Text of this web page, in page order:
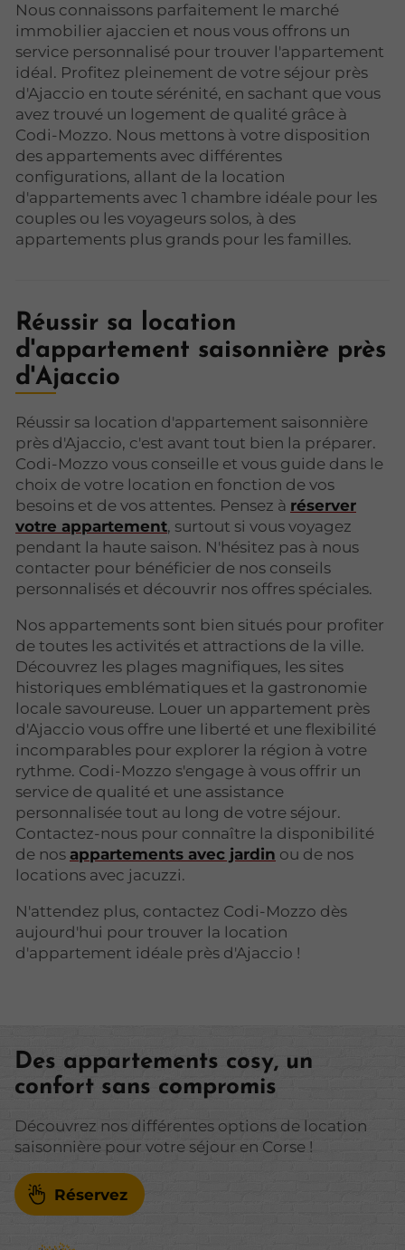
Nous connaissons parfaitement le marché
immobilier ajaccien et nous vous offrons un
service personnalisé pour trouver l'appartement
idéal. Profitez pleinement de votre séjour près
d'Ajaccio en toute sérénité, en sachant que vous
avez trouvé un logement de qualité grâce à
Codi-Mozzo. Nous mettons à votre disposition
des appartements avec différentes
configurations, allant de la location
d'appartements avec 1 chambre idéale pour les
couples ou les voyageurs solos, à des
appartements plus grands pour les familles.
Réussir sa location
d'appartement saisonnière près
d'Ajaccio
Réussir sa location d'appartement saisonnière
près d'Ajaccio, c'est avant tout bien la préparer.
Codi-Mozzo vous conseille et vous guide dans le
choix de votre location en fonction de vos
besoins et de vos attentes. Pensez à réserver
votre appartement, surtout si vous voyagez
pendant la haute saison. N'hésitez pas à nous
contacter pour bénéficier de nos conseils
personnalisés et découvrir nos offres spéciales.
Nos appartements sont bien situés pour profiter
de toutes les activités et attractions de la ville.
Découvrez les plages magnifiques, les sites
historiques emblématiques et la gastronomie
locale savoureuse. Louer un appartement près
d'Ajaccio vous offre une liberté et une flexibilité
incomparables pour explorer la région à votre
rythme. Codi-Mozzo s'engage à vous offrir un
service de qualité et une assistance
personnalisée tout au long de votre séjour.
Contactez-nous pour connaître la disponibilité
de nos appartements avec jardin ou de nos
locations avec jacuzzi.
N'attendez plus, contactez Codi-Mozzo dès
aujourd'hui pour trouver la location
d'appartement idéale près d'Ajaccio !
Des appartements cosy, un
confort sans compromis
Découvrez nos différentes options de location
saisonnière pour votre séjour en Corse !
Réservez